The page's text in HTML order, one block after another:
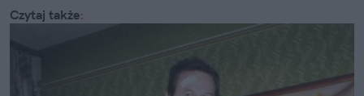
Czytaj także: